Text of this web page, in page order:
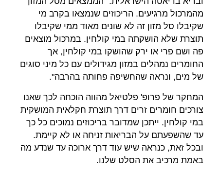
מהמרכול מרגיעים. הריכוזים שנמצאו בקרב מי
שקיבלו סל מזון זה לא שונים מאוד ממי שקיבלו
תוצרת שלא הושקתה במי קולחין. במרכול מוצאים
פה ושם פרי או ירק שהושקו במי קולחין, אך
החומרים נמהלים במזון מגידולים עם כל מיני סוגים
של מים, ונראה שהחשיפה פחותה בהרבה".
המחקר של פרופ' פלטיאל מהווה הוכחה לכך שאנו
צורכים חומרים זרים דרך תוצרת חקלאית המושקית
במי קולחין. ייתכן שמדובר בריכוזים נמוכים כל כך
עד שהשפעתם על הבריאות זניחה או לא קיימת.
ובכל זאת, כנראה שיש עוד דרך ארוכה עד שנדע מה
באמת מרכיב את הסלט שלנו.